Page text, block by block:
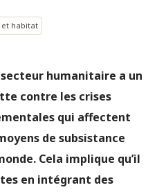
et habitat
secteur humanitaire a un
contre les crises
qui affectent
de subsistance
Cela implique qu’il
en intégrant des